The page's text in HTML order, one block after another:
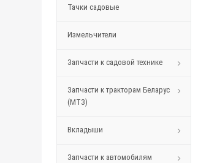
Тачки садовые
Измельчители
Запчасти к садовой технике
Запчасти к тракторам Беларус
(МТЗ)
Вкладыши
Запчасти к автомобилям